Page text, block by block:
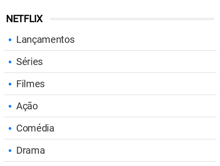
NETFLIX
Lançamentos
Séries
Filmes
Ação
Comédia
Drama